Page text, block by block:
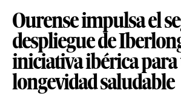
Ourense impulsa el
despliegue de
iniciativa ibérica
longevidad saludable